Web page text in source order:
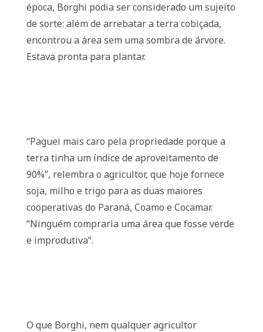
época, Borghi podia ser considerado um sujeito
de sorte: além de arrebatar a terra cobiçada,
encontrou a área sem uma sombra de árvore.
Estava pronta para plantar.
“Paguei mais caro pela propriedade porque a
terra tinha um índice de aproveitamento de
90%”, relembra o agricultor, que hoje fornece
soja, milho e trigo para as duas maiores
cooperativas do Paraná, Coamo e Cocamar.
“Ninguém compraria uma área que fosse verde
e improdutiva”.
O que Borghi, nem qualquer agricultor